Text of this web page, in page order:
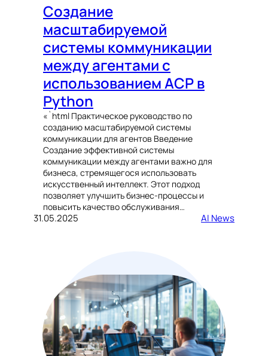
Создание
масштабируемой
системы коммуникации
между агентами с
использованием ACP в
Python
«`html Практическое руководство по
созданию масштабируемой системы
коммуникации для агентов Введение
Создание эффективной системы
коммуникации между агентами важно для
бизнеса, стремящегося использовать
искусственный интеллект. Этот подход
позволяет улучшить бизнес-процессы и
повысить качество обслуживания…
31.05.2025 AI News